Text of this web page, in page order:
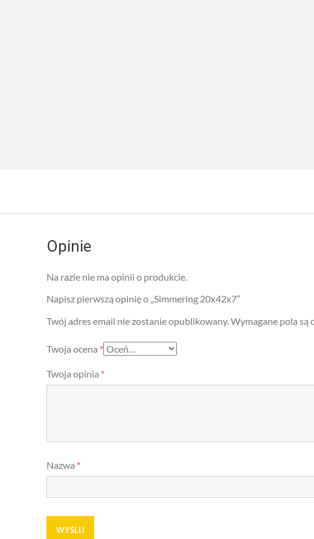
Opinie
Na razie nie ma opinii o produkcie.
Napisz pierwszą opinię o „Simmering 20x42x7”
Twój adres email nie zostanie opublikowany.Wymagane pola są
Twoja ocena *
Twoja opinia *
Nazwa *